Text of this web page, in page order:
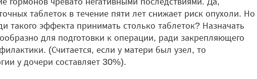
таблеток в течение пяти лет снижает риск опухоли. Но
такого эффекта принимать столько таблеток? Назначать
для подготовки к операции, ради закрепляющего
(Считается, если у матери был узел, то
у дочери составляет 30%).